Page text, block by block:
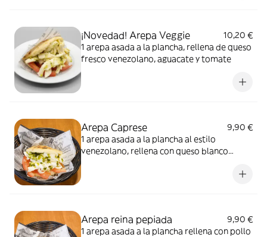
¡Novedad! Arepa Veggie
10,20 €
1 arepa asada a la plancha, rellena de queso
fresco venezolano, aguacate y tomate
Arepa Caprese
9,90 €
1 arepa asada a la plancha al estilo
venezolano, rellena con queso blanco
Arepa reina pepiada
9,90 €
1 arepa asada a la plancha rellena con pollo